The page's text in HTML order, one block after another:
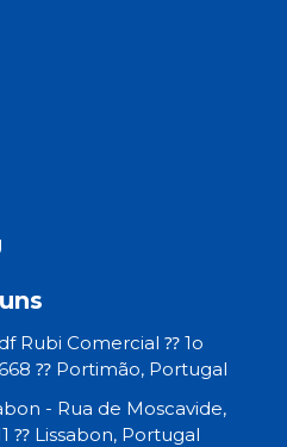
Rubi Comercial ⁇ 1o
⁇ Portimão, Portugal
- Rua de Moscavide,
⁇ Lissabon, Portugal